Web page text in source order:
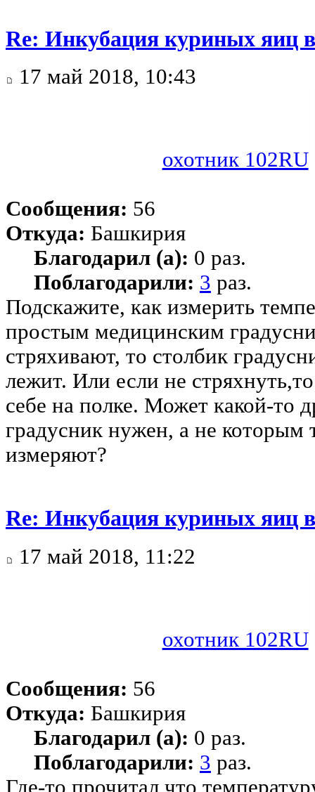
Re: Инкубация куриных яиц
17 май 2018, 10:43
охотник 102RU
Сообщения: 56
Откуда: Башкирия
Благодарил (а): 0 раз.
Поблагодарили: 3 раз.
Подскажите, как измерить
простым медицинским
стряхивают, то столбик
лежит. Или если не
себе на полке. Может какой-то
градусник нужен, а не которым
измеряют?
Re: Инкубация куриных яиц
17 май 2018, 11:22
охотник 102RU
Сообщения: 56
Откуда: Башкирия
Благодарил (а): 0 раз.
Поблагодарили: 3 раз.
Где-то прочитал,что